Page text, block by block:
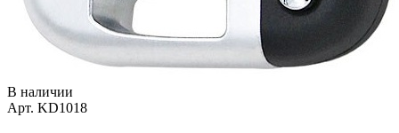
В наличии
Арт. KD1018